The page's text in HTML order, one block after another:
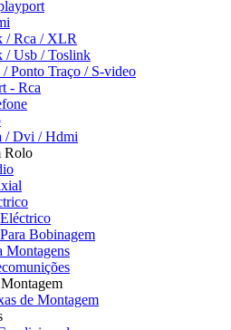
/ Rca / XLR
/ Usb / Toslink
/ Ponto Traço / S-video
- Rca
/ Dvi / Hdmi
Rolo
Bobinagem
Montagens
de Montagem